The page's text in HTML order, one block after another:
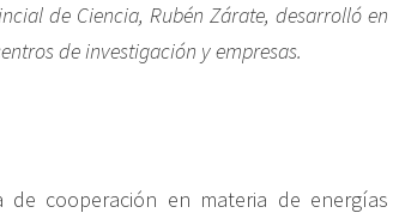
de Ciencia, Rubén Zárate, desarrolló en
de investigación y empresas.
cooperación en materia de energías